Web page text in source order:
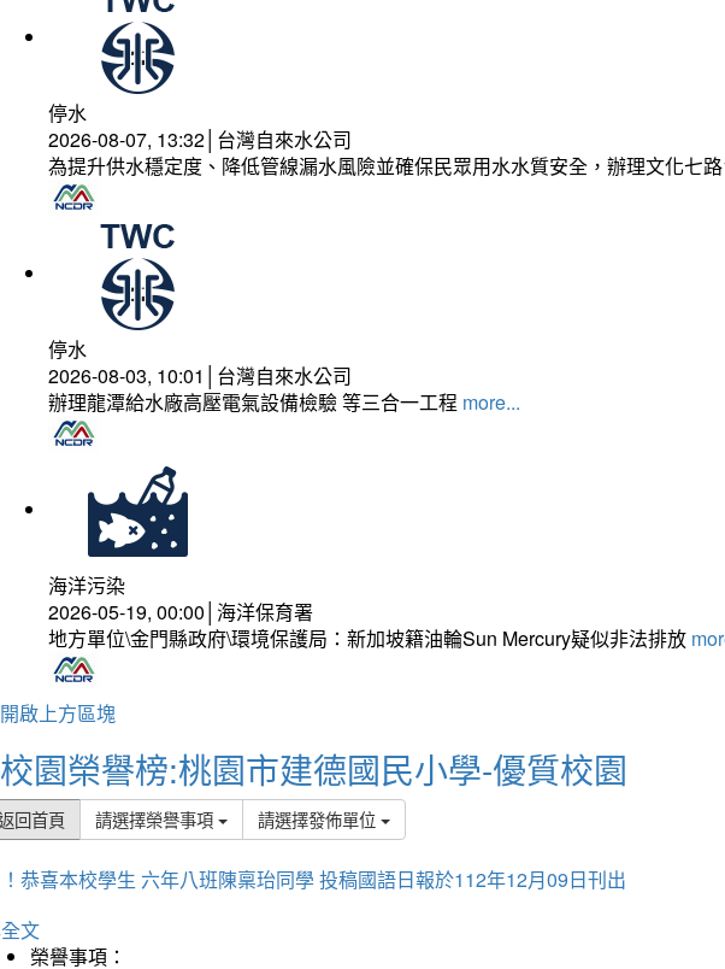
停水
2026-08-07, 13:32│台灣自來水公司
為提升供水穩定度、降低管線漏水風險並確保民眾用水水質安全，辦理文化七
停水
2026-08-03, 10:01│台灣自來水公司
辦理龍潭給水廠高壓電氣設備檢驗 等三合一工程 more...
海洋污染
2026-05-19, 00:00│海洋保育署
地方單位\金門縣政府\環境保護局：新加坡籍油輪Sun Mercury疑似非法排放
開啟上方區塊
校園榮譽榜:桃園市建德國民小學-優質校園
回首頁 請選擇榮譽事項 請選擇發佈單位
恭喜本校學生 六年八班陳稟珆同學 投稿國語日報於112年12月09日刊出
文
榮譽事項：